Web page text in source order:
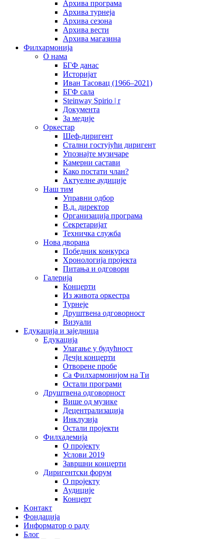
Архива програма
Архива турнеја
Архива сезона
Архива вести
Архива магазина
Филхармонија
О нама
БГФ данас
Историјат
Иван Тасовац (1966–2021)
БГФ сала
Steinway Spirio | r
Документа
За медије
Оркестар
Шеф-диригент
Стални гостујући диригент
Упознајте музичаре
Камерни састави
Како постати члан?
Актуелне аудиције
Наш тим
Управни одбор
В.д. директор
Организација програма
Секретаријат
Техничка служба
Нова дворана
Победник конкурса
Хронологија пројекта
Питања и одговори
Галерија
Концерти
Из живота оркестра
Турнеје
Друштвена одговорност
Визуали
Едукација и заједница
Едукација
Улагање у будућност
Дечји концерти
Отворене пробе
Са Филхармонијом на Ти
Остали програми
Друштвена одговорност
Више од музике
Децентрализација
Инклузија
Остали пројекти
Филхадемија
О пројекту
Услови 2019
Завршни концерти
Диригентски форум
О пројекту
Аудиције
Концерт
Kонтакт
Фондација
Информатор о раду
Блог